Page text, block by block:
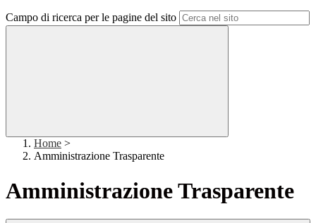
Campo di ricerca per le pagine del sito
Home >
Amministrazione Trasparente
Amministrazione Trasparente